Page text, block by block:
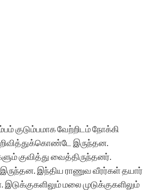
குடும்பமாக வேற்றிடம் நோக்கி
இருந்தன.
குவித்து வைத்திருந்தனர்.
இந்திய ராணுவ வீரர்கள் தயார்
மலை முடுக்குகளிலும்